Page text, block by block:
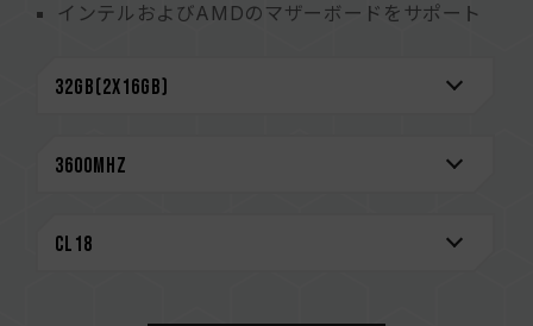
インテルおよびAMDのマザーボードをサポート
極めて低い動作電圧による省エネ
Chinese Utility PATENT (number: CN